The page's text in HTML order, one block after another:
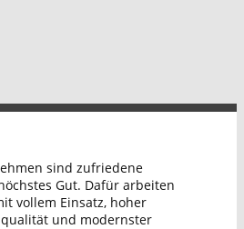
sind zufriedene
Gut. Dafür arbeiten
vollem Einsatz, hoher
und modernster